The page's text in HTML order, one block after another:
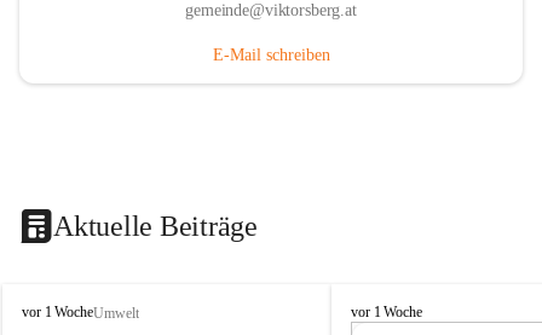
gemeinde@viktorsberg.at
E-Mail schreiben
Aktuelle Beiträge
V
vor 1 WocheUmwelt
V
vor 1 Woche